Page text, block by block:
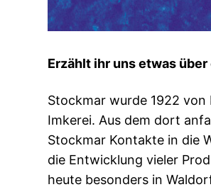
Erzählt ihr uns etwas
Stockmar wurde 1922
Imkerei. Aus dem dort
Stockmar Kontakte in die
die Entwicklung vieler
heute besonders in